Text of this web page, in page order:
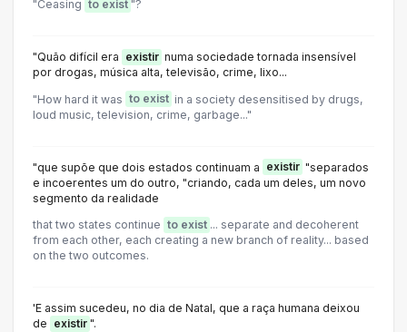
"Ceasing to exist "?
"Quão difícil era existir numa sociedade tornada insensível
por drogas, música alta, televisão, crime, lixo...
"How hard it was to exist in a society desensitised by drugs,
loud music, television, crime, garbage..."
"que supõe que dois estados continuam a existir "separados
e incoerentes um do outro, "criando, cada um deles, um novo
segmento da realidade
that two states continue to exist ... separate and decoherent
from each other, each creating a new branch of reality... based
on the two outcomes.
'E assim sucedeu, no dia de Natal, que a raça humana deixou
de existir ".